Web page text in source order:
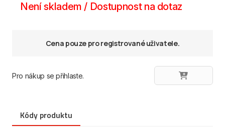
Není skladem / Dostupnost na dotaz
Cena pouze pro registrované uživatele.
Pro nákup se přihlaste.
Kódy produktu